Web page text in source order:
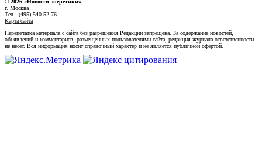
© 2026 «Новости энеретики»
г. Москва
Тел.: (495) 540-52-76
Карта сайта
Перепечатка материала с сайта без разрешения Редакции запрещена. За содержание новостей,
объявлений и комментариев, размещенных пользователями сайта, редакция журнала ответственности
не несет. Вся информация носит справочный характер и не является публичной офертой.